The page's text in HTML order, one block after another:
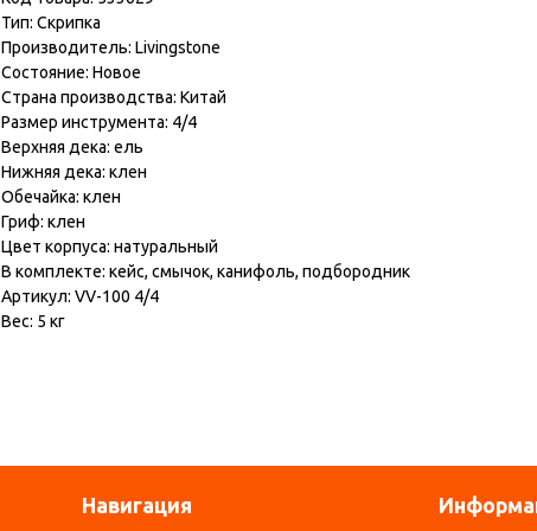
Тип: Скрипка
Производитель: Livingstone
Состояние: Новое
Страна производства: Китай
Размер инструмента: 4/4
Верхняя дека: ель
Нижняя дека: клен
Обечайка: клен
Гриф: клен
Цвет корпуса: натуральный
В комплекте: кейс, смычок, канифоль, подбородник
Артикул: VV-100 4/4
Вес: 5 кг
Навигация